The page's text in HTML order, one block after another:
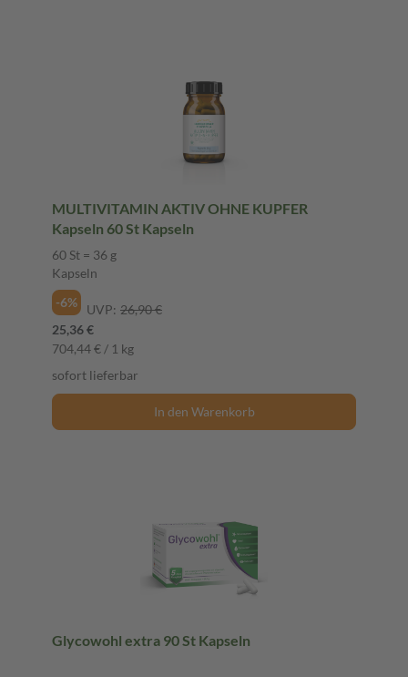
MULTIVITAMIN AKTIV OHNE KUPFER
Kapseln 60 St Kapseln
60 St = 36 g
Kapseln
-6%
UVP: 26,90 €
25,36 €
704,44 € / 1 kg
sofort lieferbar
In den Warenkorb
Glycowohl extra 90 St Kapseln